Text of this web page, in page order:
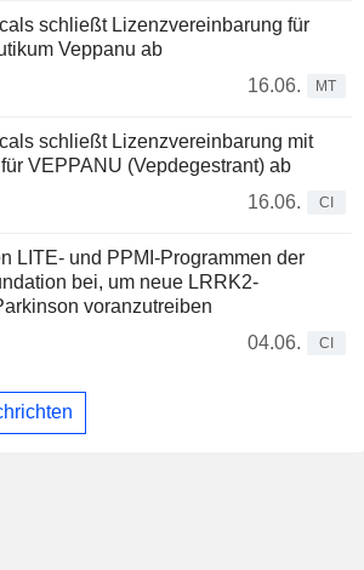
schließt Lizenzvereinbarung für
Veppanu ab
16.06.
MT
schließt Lizenzvereinbarung mit
VEPPANU (Vepdegestrant) ab
16.06.
CI
LITE- und PPMI-Programmen der
bei, um neue LRRK2-
voranzutreiben
04.06.
CI